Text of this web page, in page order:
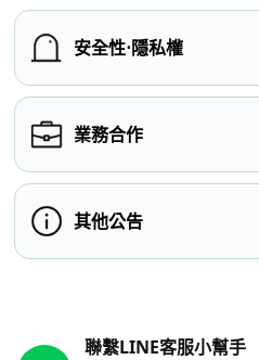
安全性⋅隱私權
業務合作
其他公告
聯繫LINE客服小幫手